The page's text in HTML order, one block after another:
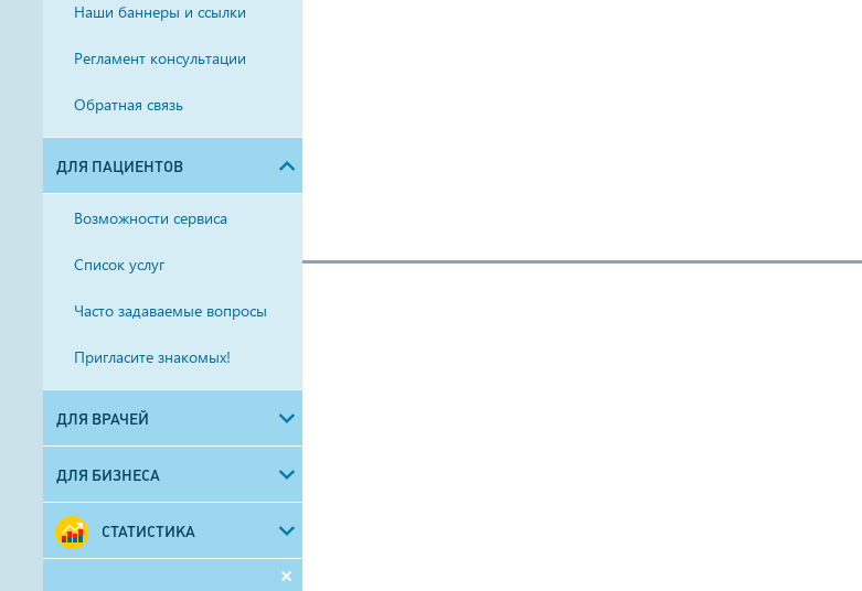
Наши баннеры и ссылки
Регламент консультации
Обратная связь
ДЛЯ ПАЦИЕНТОВ
Возможности сервиса
Список услуг
Часто задаваемые вопросы
Пригласите знакомых!
ДЛЯ ВРАЧЕЙ
ДЛЯ БИЗНЕСА
СТАТИСТИКА